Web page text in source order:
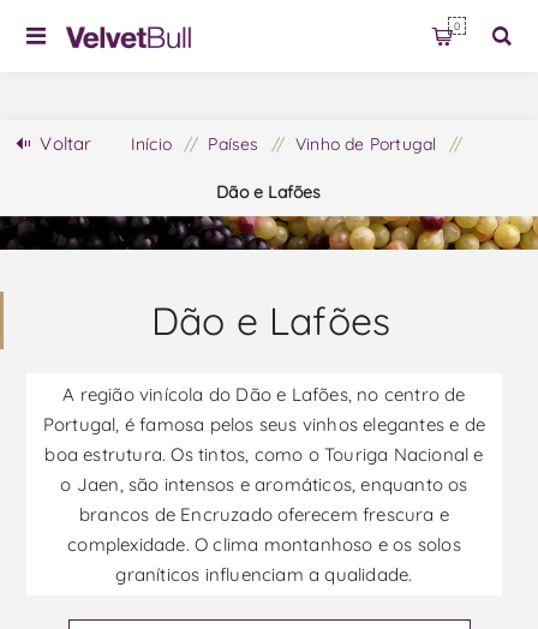
0
Voltar Início / Países / Vinho de Portugal /
Dão e Lafões
Dão e Lafões
A região vinícola do Dão e Lafões, no centro de
Portugal, é famosa pelos seus vinhos elegantes e de
boa estrutura. Os tintos, como o Touriga Nacional e
o Jaen, são intensos e aromáticos, enquanto os
brancos de Encruzado oferecem frescura e
complexidade. O clima montanhoso e os solos
graníticos influenciam a qualidade.